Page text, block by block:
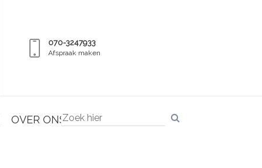
070-3247933
Afspraak maken
OVER ONS